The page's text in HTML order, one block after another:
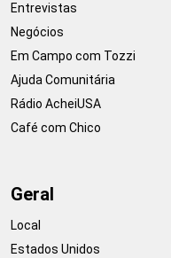
Entrevistas
Negócios
Em Campo com Tozzi
Ajuda Comunitária
Rádio AcheiUSA
Café com Chico
Geral
Local
Estados Unidos